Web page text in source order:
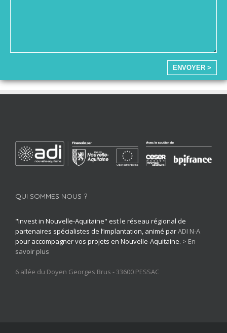
ENVOYER >
QUI SOMMES NOUS ?
"Invest in Nouvelle-Aquitaine" est le réseau régional de
partenaires spécialistes de l’implantation, animé parADI N-A
pour accompagner vos projets en Nouvelle-Aquitaine. > En
savoir plus
6 allée du Doyen Georges Brus - 33600 PESSAC